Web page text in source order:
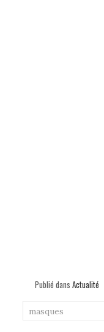
Publié dans Actualité
masques